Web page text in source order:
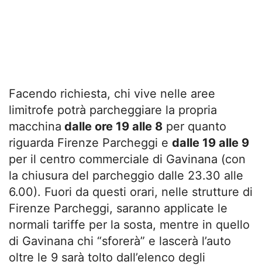
Facendo richiesta, chi vive nelle aree
limitrofe potrà parcheggiare la propria
macchina dalle ore 19 alle 8 per quanto
riguarda Firenze Parcheggi e dalle 19 alle 9
per il centro commerciale di Gavinana (con
la chiusura del parcheggio dalle 23.30 alle
6.00). Fuori da questi orari, nelle strutture di
Firenze Parcheggi, saranno applicate le
normali tariffe per la sosta, mentre in quello
di Gavinana chi “sforerà” e lascerà l’auto
oltre le 9 sarà tolto dall’elenco degli